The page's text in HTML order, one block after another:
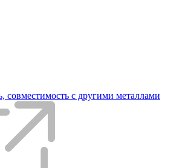
совместимость с другими металлами